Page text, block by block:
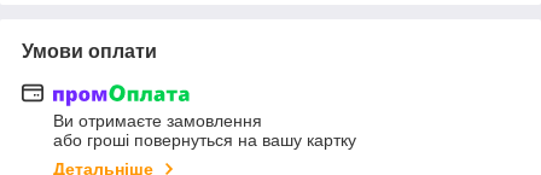
Умови оплати
Ви отримаєте замовлення
або гроші повернуться на вашу картку
Детальніше